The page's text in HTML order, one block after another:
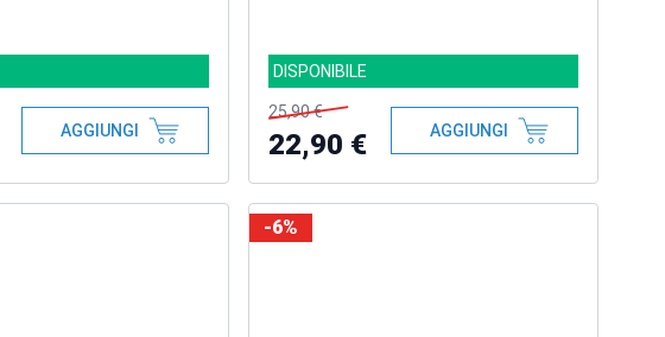
AGGIUNGI
DISPONIBILE
25,90 €
22,90 € AGGIUNGI
-6%